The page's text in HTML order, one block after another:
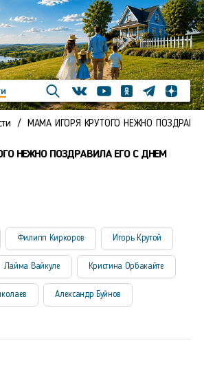
ВконтактеYoutubeОдноклассники
ТелеграмЯндекс
МАМА ИГОРЯ КРУТОГО НЕЖНО
НЕЖНО ПОЗДРАВИЛА ЕГО С ДНЕМ
Филипп Киркоров Игорь Крутой
Лайма Вайкуле Кристина Орбакайте
Александр Буйнов